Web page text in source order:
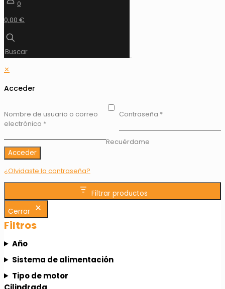
0
0,00 €
✕
Acceder
Nombre de usuario o correo
electrónico *
Contraseña *
Recuérdame
Acceder
¿Olvidaste la contraseña?
Filtrar productos
Cerrar
Filtros
Año
Sistema de alimentación
Tipo de motor